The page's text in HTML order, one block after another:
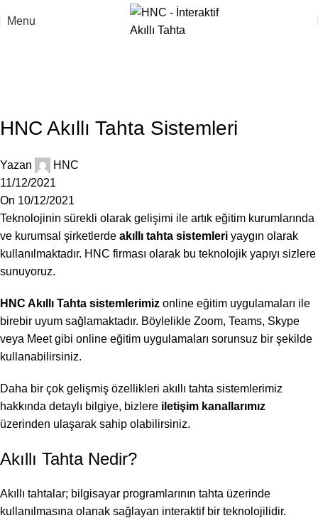
Menu
HNC Akıllı Tahta Sistemleri
Yazan
HNC
11/12/2021
On 10/12/2021
Teknolojinin sürekli olarak gelişimi ile artık eğitim kurumlarında
ve kurumsal şirketlerde akıllı tahta sistemleri yaygın olarak
kullanılmaktadır. HNC firması olarak bu teknolojik yapıyı sizlere
sunuyoruz.
HNC Akıllı Tahta sistemlerimiz online eğitim uygulamaları ile
birebir uyum sağlamaktadır. Böylelikle Zoom, Teams, Skype
veya Meet gibi online eğitim uygulamaları sorunsuz bir şekilde
kullanabilirsiniz.
Daha bir çok gelişmiş özellikleri akıllı tahta sistemlerimiz
hakkında detaylı bilgiye, bizlere iletişim kanallarımız
üzerinden ulaşarak sahip olabilirsiniz.
Akıllı Tahta Nedir?
Akıllı tahtalar; bilgisayar programlarının tahta üzerinde
kullanılmasına olanak sağlayan interaktif bir teknolojilidir.